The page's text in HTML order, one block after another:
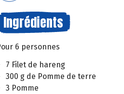
Ingrédients
6 personnes
7 Filet de hareng
300 g de Pomme de terre
3 Pomme